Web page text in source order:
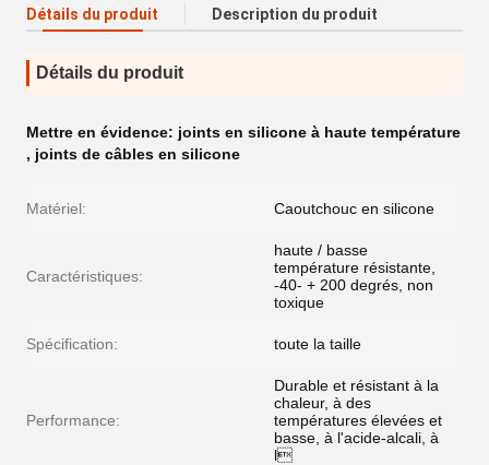
Détails du produit Description du produit
Détails du produit
Mettre en évidence: joints en silicone à haute température
, joints de câbles en silicone
Matériel: Caoutchouc en silicone
Caractéristiques:
haute / basse
température résistante,
-40- + 200 degrés, non
toxique
Spécification: toute la taille
Performance:
Durable et résistant à la
chaleur, à des
températures élevées et
basse, à l'acide-alcali, à
l